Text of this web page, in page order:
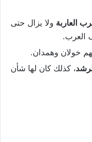
العاربة ولا يزال حتى
العرب.
خولان وهمدان.
، كذلك كان لها شأن